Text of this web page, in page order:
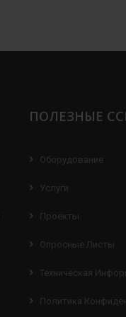
ПОЛЕЗНЫЕ
Оборудование
Услуги
Проекты
Опросные Листы
Техническая
Политика